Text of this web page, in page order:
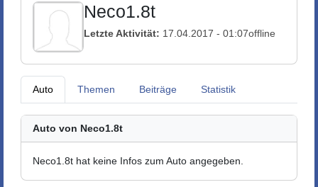
Neco1.8t
Letzte Aktivität: 17.04.2017 - 01:07offline
Auto Themen Beiträge Statistik
Auto von Neco1.8t
Neco1.8t hat keine Infos zum Auto angegeben.